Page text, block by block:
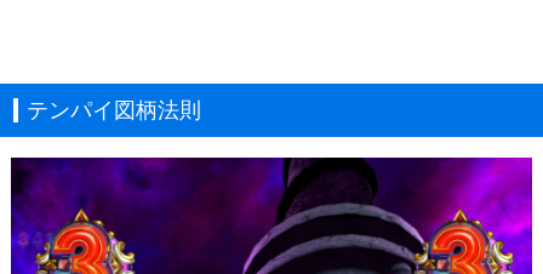
テンパイ図柄法則